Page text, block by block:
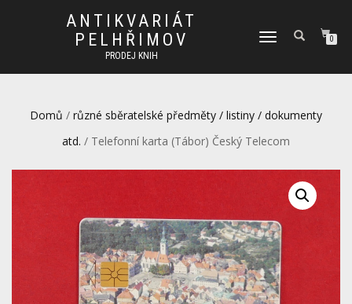
ANTIKVARIÁT
PELHŘIMOV
PRODEJ KNIH
PŘEPNOUT
0
Domů / různé sběratelské předměty / listiny / dokumenty
atd. / Telefonní karta (Tábor) Český Telecom